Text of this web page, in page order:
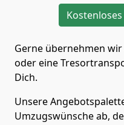
Gerne übernehmen
oder eine
Dich.
Unsere
Umzugswünsche ab,